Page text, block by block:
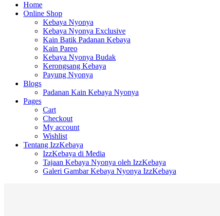
Home
Online Shop
Kebaya Nyonya
Kebaya Nyonya Exclusive
Kain Batik Padanan Kebaya
Kain Pareo
Kebaya Nyonya Budak
Kerongsang Kebaya
Payung Nyonya
Blogs
Padanan Kain Kebaya Nyonya
Pages
Cart
Checkout
My account
Wishlist
Tentang IzzKebaya
IzzKebaya di Media
Tajaan Kebaya Nyonya oleh IzzKebaya
Galeri Gambar Kebaya Nyonya IzzKebaya